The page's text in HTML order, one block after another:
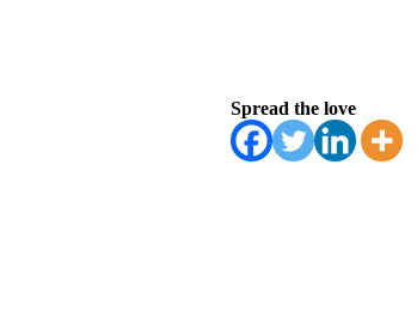
Spread the love